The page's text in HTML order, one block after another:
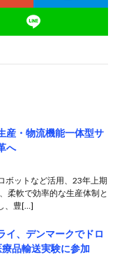
産・物流機能一体型サ
へ
ボットなど活用、23年上期
柔軟で効率的な生産体制と
、豊[…]
イ、デンマークでドロ
品輸送実験に参加